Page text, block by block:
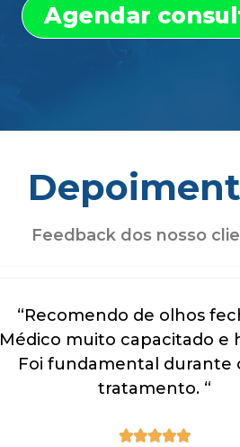
Agendar
Feedback dos nosso
“Recomendo de olhos
Médico muito capacitado e
Foi fundamental durante
tratamento. “
